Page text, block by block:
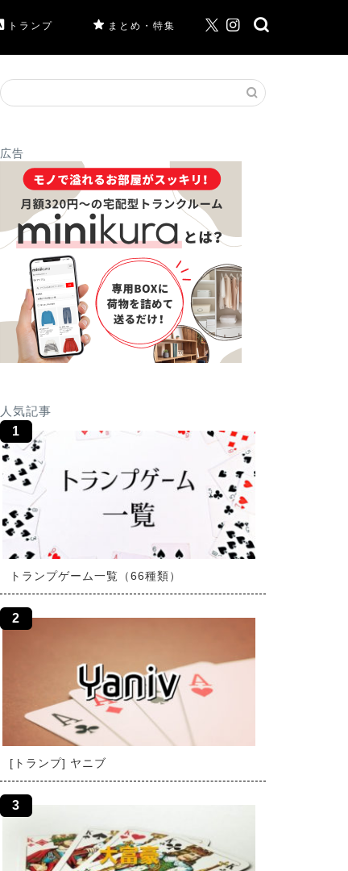
トランプ まとめ・特集
広告
人気記事
トランプゲーム一覧（66種類）
[トランプ] ヤニブ